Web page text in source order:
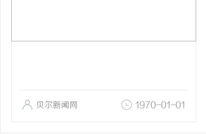
贝尔新闻网 1970-01-01